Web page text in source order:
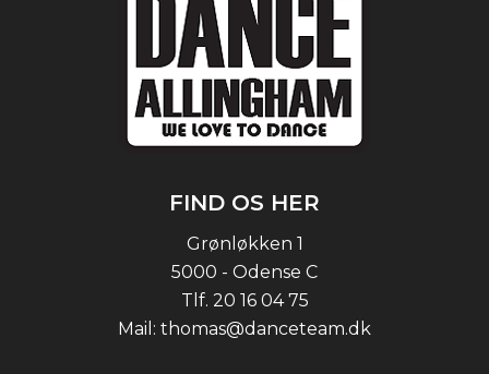
FIND OS HER
Grønløkken 1
5000 - Odense C
Tlf. 20 16 04 75
Mail: thomas@danceteam.dk